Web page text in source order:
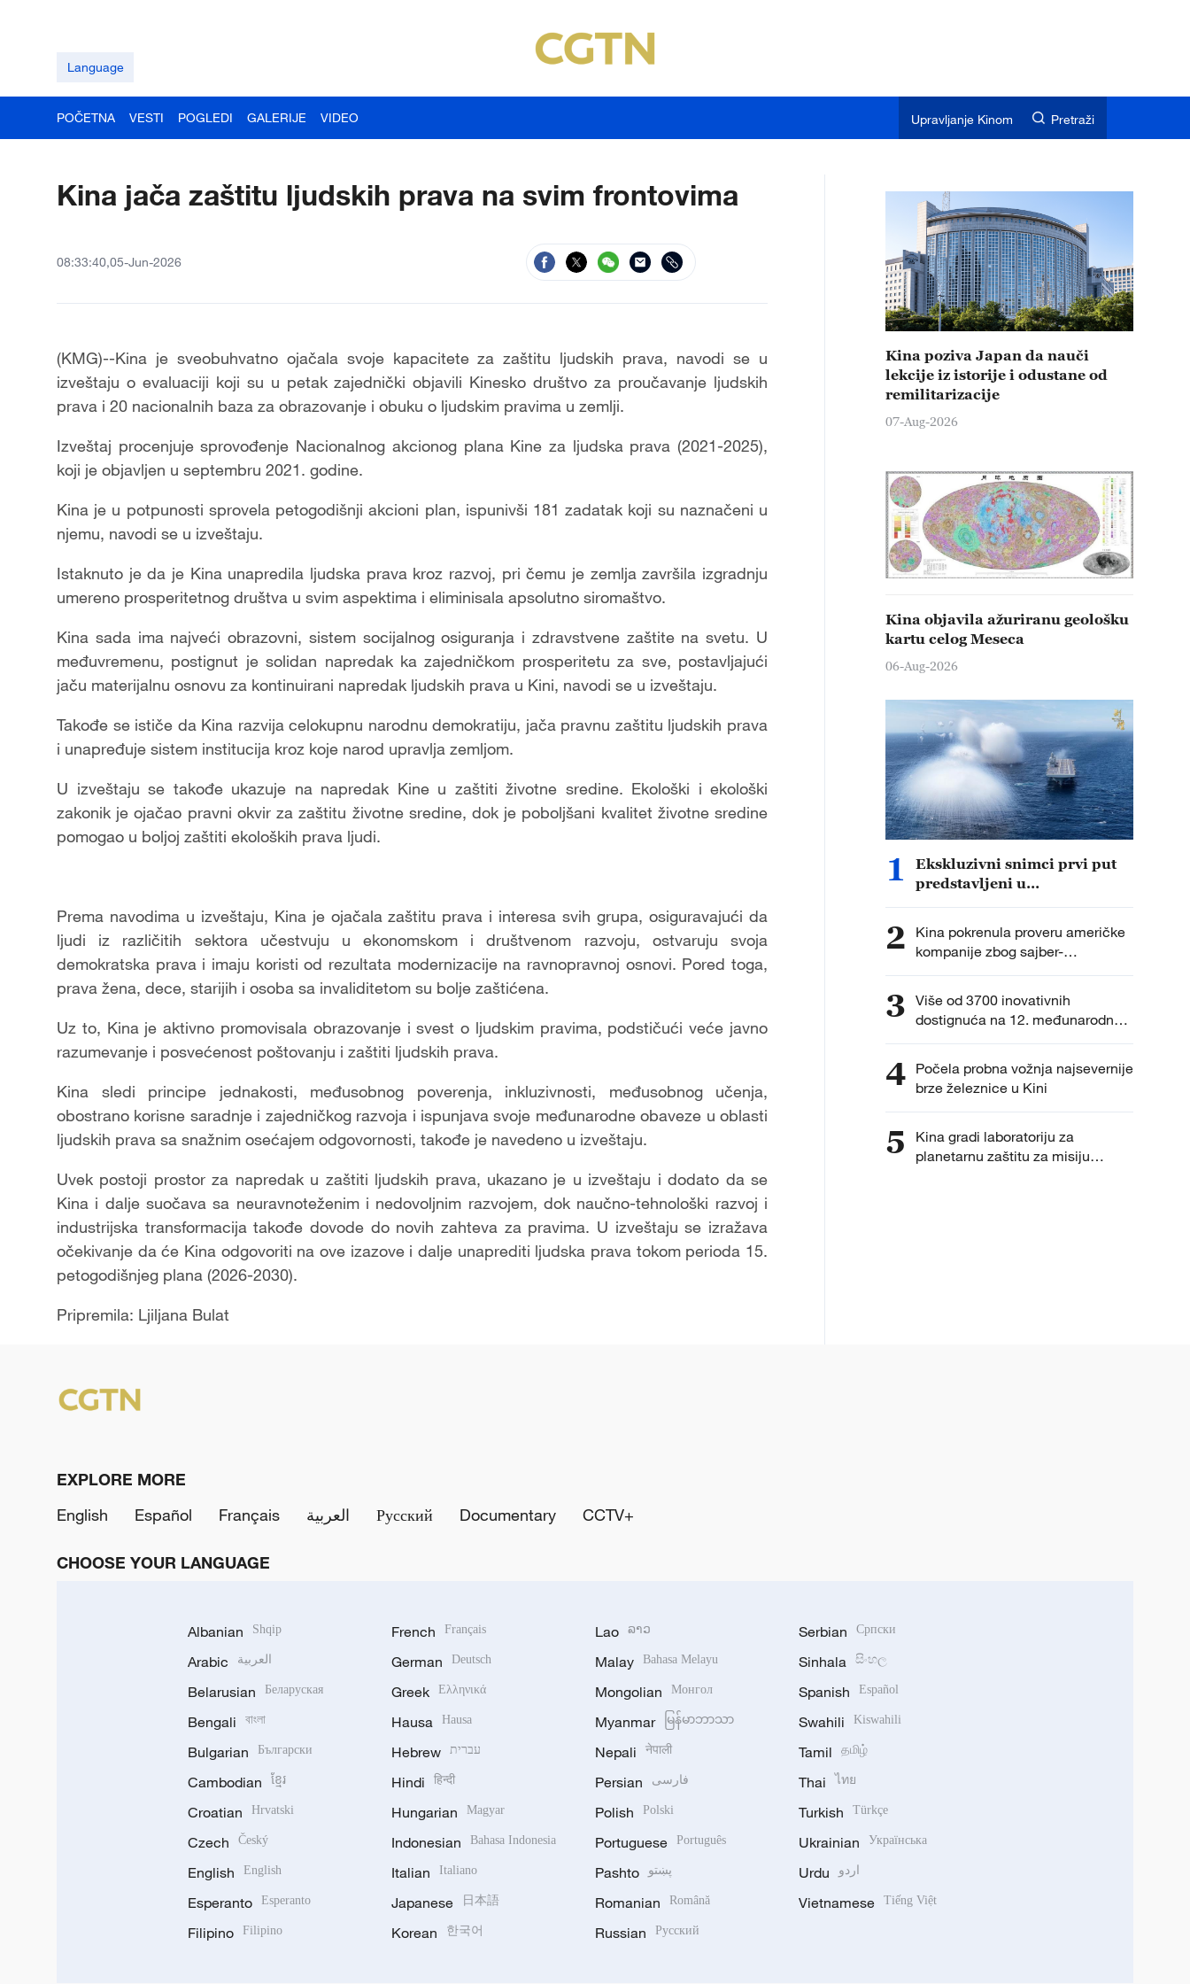
Language
POČETNA VESTI POGLEDI GALERIJE VIDEO Upravljanje Kinom Pretraži
Kina jača zaštitu ljudskih prava na svim frontovima
08:33:40,05-Jun-2026
(KMG)--Kina je sveobuhvatno ojačala svoje kapacitete za zaštitu ljudskih prava, navodi se u
izveštaju o evaluaciji koji su u petak zajednički objavili Kinesko društvo za proučavanje ljudskih
prava i 20 nacionalnih baza za obrazovanje i obuku o ljudskim pravima u zemlji.
Izveštaj procenjuje sprovođenje Nacionalnog akcionog plana Kine za ljudska prava (2021-2025),
koji je objavljen u septembru 2021. godine.
Kina je u potpunosti sprovela petogodišnji akcioni plan, ispunivši 181 zadatak koji su naznačeni u
njemu, navodi se u izveštaju.
Istaknuto je da je Kina unapredila ljudska prava kroz razvoj, pri čemu je zemlja završila izgradnju
umereno prosperitetnog društva u svim aspektima i eliminisala apsolutno siromaštvo.
Kina sada ima najveći obrazovni, sistem socijalnog osiguranja i zdravstvene zaštite na svetu. U
međuvremenu, postignut je solidan napredak ka zajedničkom prosperitetu za sve, postavljajući
jaču materijalnu osnovu za kontinuirani napredak ljudskih prava u Kini, navodi se u izveštaju.
Takođe se ističe da Kina razvija celokupnu narodnu demokratiju, jača pravnu zaštitu ljudskih prava
i unapređuje sistem institucija kroz koje narod upravlja zemljom.
U izveštaju se takođe ukazuje na napredak Kine u zaštiti životne sredine. Ekološki i ekološki
zakonik je ojačao pravni okvir za zaštitu životne sredine, dok je poboljšani kvalitet životne sredine
pomogao u boljoj zaštiti ekoloških prava ljudi.
Prema navodima u izveštaju, Kina je ojačala zaštitu prava i interesa svih grupa, osiguravajući da
ljudi iz različitih sektora učestvuju u ekonomskom i društvenom razvoju, ostvaruju svoja
demokratska prava i imaju koristi od rezultata modernizacije na ravnopravnoj osnovi. Pored toga,
prava žena, dece, starijih i osoba sa invaliditetom su bolje zaštićena.
Uz to, Kina je aktivno promovisala obrazovanje i svest o ljudskim pravima, podstičući veće javno
razumevanje i posvećenost poštovanju i zaštiti ljudskih prava.
Kina sledi principe jednakosti, međusobnog poverenja, inkluzivnosti, međusobnog učenja,
obostrano korisne saradnje i zajedničkog razvoja i ispunjava svoje međunarodne obaveze u oblasti
ljudskih prava sa snažnim osećajem odgovornosti, takođe je navedeno u izveštaju.
Uvek postoji prostor za napredak u zaštiti ljudskih prava, ukazano je u izveštaju i dodato da se
Kina i dalje suočava sa neuravnoteženim i nedovoljnim razvojem, dok naučno-tehnološki razvoj i
industrijska transformacija takođe dovode do novih zahteva za pravima. U izveštaju se izražava
očekivanje da će Kina odgovoriti na ove izazove i dalje unaprediti ljudska prava tokom perioda 15.
petogodišnjeg plana (2026-2030).
Pripremila: Ljiljana Bulat
Kina poziva Japan da nauči
lekcije iz istorije i odustane od
remilitarizacije
07-Aug-2026
Kina objavila ažuriranu geološku
kartu celog Meseca
06-Aug-2026
1
Ekskluzivni snimci prvi put
predstavljeni u
2
Kina pokrenula proveru američke
kompanije zbog sajber-
bezbednosti
3 Više od 3700 inovativnih
dostignuća na 12. međunarodnoj
izložbi izuma
4 Počela probna vožnja najsevernije
brze železnice u Kini
5
Kina gradi laboratoriju za
planetarnu zaštitu za misiju
EXPLORE MORE
English
Español Français العربية Русский Documentary CCTV+
CHOOSE YOUR LANGUAGE
Albanian Shqip
Arabic العربية
Belarusian Беларуская
Bengali বাংলা
Bulgarian Български
Cambodian ខ្មែរ
Croatian Hrvatski
Czech Český
English English
Esperanto Esperanto
Filipino Filipino
French Français
German Deutsch
Greek Ελληνικά
Hausa Hausa
Hebrew עברית
Hindi हिन्दी
Hungarian Magyar
Indonesian Bahasa Indonesia
Italian Italiano
Japanese 日本語
Korean 한국어
Lao ລາວ
Malay Bahasa Melayu
Mongolian Монгол
Myanmar မြန်မာဘာသာ
Nepali नेपाली
Persian فارسی
Polish Polski
Portuguese Português
Pashto پښتو
Romanian Română
Russian Русский
Serbian Српски
Sinhala සිංහල
Spanish Español
Swahili Kiswahili
Tamil தமிழ்
Thai ไทย
Turkish Türkçe
Ukrainian Українська
Urdu اردو
Vietnamese Tiếng Việt